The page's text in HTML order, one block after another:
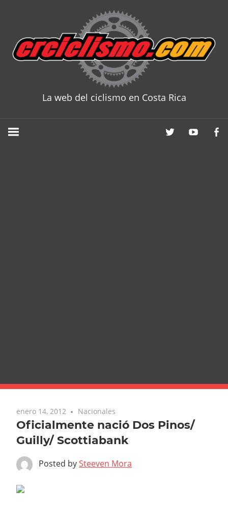
content
La web del ciclismo en Costa Rica
enero 14, 2012 Nacionales
Oficialmente nació Dos Pinos/
Guilly/ Scottiabank
Posted bySteeven Mora